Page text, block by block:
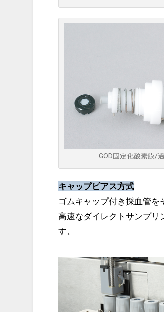
GOD固定化酸素膜/
キャップピアス方式
ゴムキャップ付き採血管
高速なダイレクトサンプリ
す。